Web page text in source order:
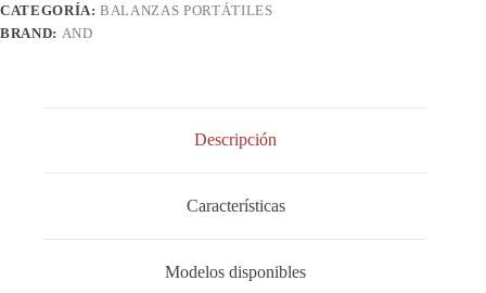
CATEGORÍA:BALANZAS PORTÁTILES
BRAND: AND
Descripción
Características
Modelos disponibles